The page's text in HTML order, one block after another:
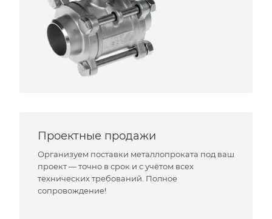
Проектные продажи
Организуем поставки металлопроката под ваш
проект — точно в срок и с учётом всех
технических требований. Полное
сопровождение!